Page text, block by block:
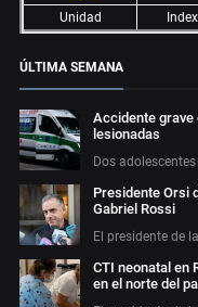
Unidad
ÚLTIMA SEMANA
Accidente
lesionadas
Dos
Presidente Orsi
Gabriel Rossi
El presidente de
CTI neonatal en
en el norte del